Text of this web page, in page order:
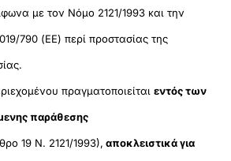
με τον Νόμο 2121/1993 και την
790 (ΕΕ) περί προστασίας της
πραγματοποιείταιεντός των
παράθεσης
19 Ν. 2121/1993), αποκλειστικά για